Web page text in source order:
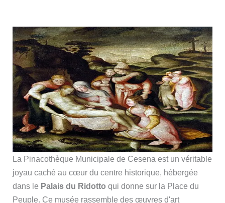
La Pinacothèque Municipale de Cesena est un véritable
joyau caché au cœur du centre historique, hébergée
dans le Palais du Ridotto qui donne sur la Place du
Peuple. Ce musée rassemble des œuvres d'art